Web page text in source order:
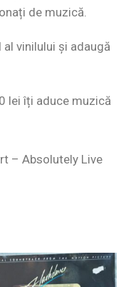
de muzică.
vinilului și adaugă
lei îți aduce muzică
– Absolutely Live